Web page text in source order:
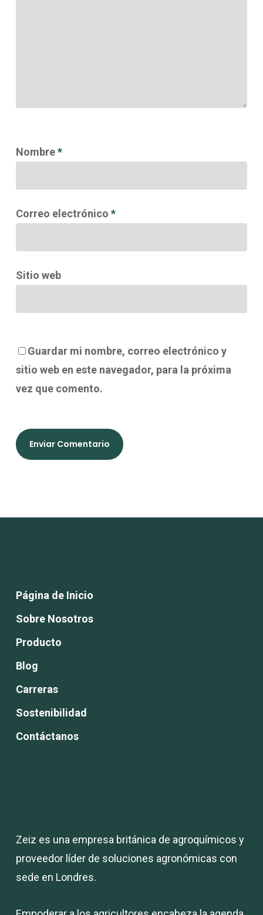
Nombre*
Correo electrónico *
Sitio web
Guardar mi nombre, correo electrónico y
sitio web en este navegador, para la próxima
vez que comento.
Página de Inicio
Sobre Nosotros
Producto
Blog
Carreras
Sostenibilidad
Contáctanos
Zeiz es una empresa británica de agroquímicos y
proveedor líder de soluciones agronómicas con
sede en Londres.